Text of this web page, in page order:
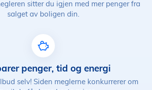
sitter du igjen med mer penger fra
salget av boligen din.
penger, tid og energi
selv! Siden meglerne konkurrerer om